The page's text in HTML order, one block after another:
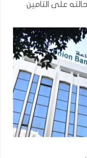
على التامين